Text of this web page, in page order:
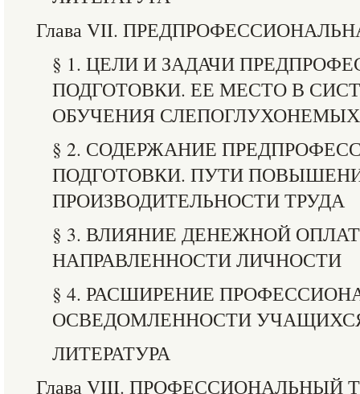
Глава VII.
§ 1. ЦЕЛИ И ЗАДАЧИ
ПОДГОТОВКИ. ЕЕ МЕСТО В
ОБУЧЕНИЯ СЛЕПОГЛУХОНЕМЫХ
§ 2. СОДЕРЖАНИЕ
ПОДГОТОВКИ. ПУТИ
ПРОИЗВОДИТЕЛЬНОСТИ ТРУДА
§ 3. ВЛИЯНИЕ ДЕНЕЖНОЙ
НАПРАВЛЕННОСТИ ЛИЧНОСТИ
§ 4. РАСШИРЕНИЕ
ОСВЕДОМЛЕННОСТИ
ЛИТЕРАТУРА
Глава VIII. ПРОФЕССИОНАЛЬНЫЙ